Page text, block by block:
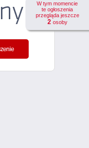
W tym momencie
te ogłoszenia
przegląda jeszcze
2 osoby